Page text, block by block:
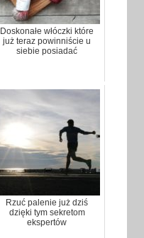
Doskonałe włóczki które
już teraz powinniście u
siebie posiadać
Rzuć palenie już dziś
dzięki tym sekretom
ekspertów